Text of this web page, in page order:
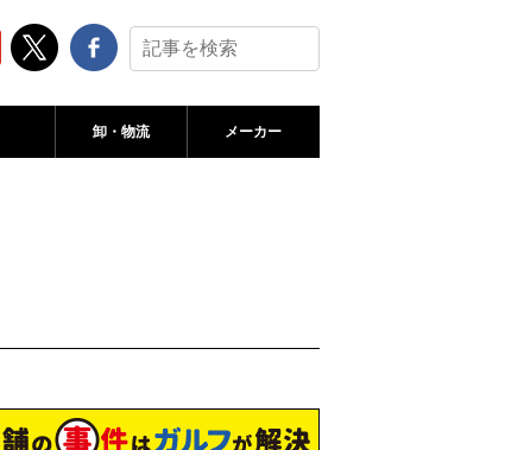
卸・物流 メーカー